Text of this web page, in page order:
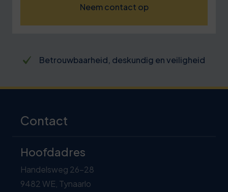
Neem contact op
Betrouwbaarheid, deskundig en veiligheid
Contact
Hoofdadres
Handelsweg 26-28
9482 WE, Tynaarlo